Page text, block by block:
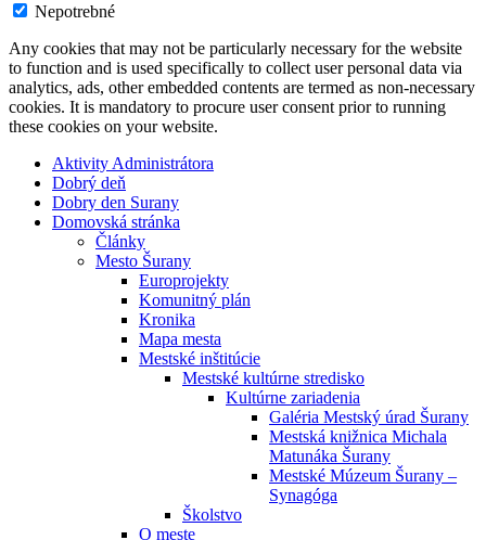
Nepotrebné
Any cookies that may not be particularly necessary for the website
to function and is used specifically to collect user personal data via
analytics, ads, other embedded contents are termed as non-necessary
cookies. It is mandatory to procure user consent prior to running
these cookies on your website.
Aktivity Administrátora
Dobrý deň
Dobry den Surany
Domovská stránka
Články
Mesto Šurany
Europrojekty
Komunitný plán
Kronika
Mapa mesta
Mestské inštitúcie
Mestské kultúrne stredisko
Kultúrne zariadenia
Galéria Mestský úrad Šurany
Mestská knižnica Michala
Matunáka Šurany
Mestské Múzeum Šurany –
Synagóga
Školstvo
O meste